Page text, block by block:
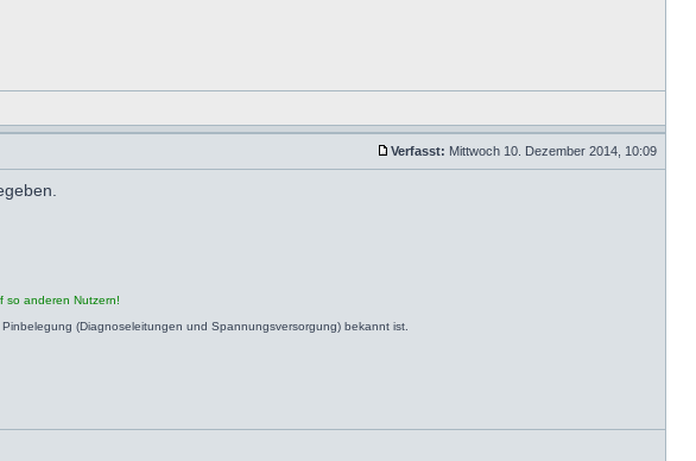
Verfasst: Mittwoch 10. Dezember 2014, 10:09
so anderen Nutzern!
(Diagnoseleitungen und Spannungsversorgung) bekannt ist.